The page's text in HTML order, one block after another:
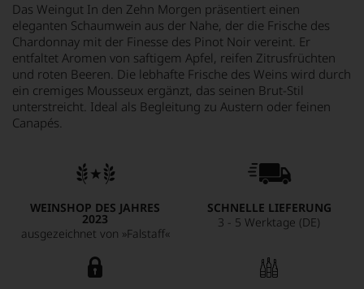
Das Weingut In den Zehn Morgen präsentiert einen
eleganten Schaumwein aus der Nahe, der die Frische des
Chardonnay mit der Finesse des Pinot Noir vereint. Er
entfaltet Aromen von saftigem Apfel, reifen Zitrusfrüchten
und roten Beeren. Die lebhafte Frische des Weins wird durch
ein cremiges Mousseux ergänzt, das seinen Brut-Stil
unterstreicht. Ideal als Begleitung zu Austern oder feinen
Canapés.
WEINSHOP DES JAHRES
2023
ausgezeichnet von »Falstaff«
SCHNELLE LIEFERUNG
3 - 5 Werktage (DE)